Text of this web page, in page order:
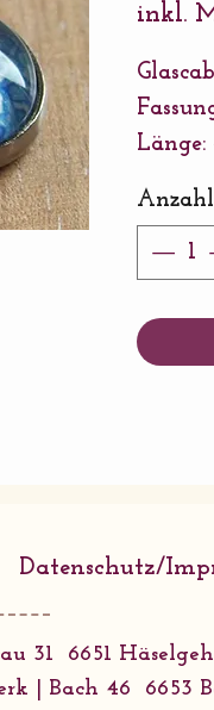
inkl.
Länge:
Anzahl
Datenschutz/
31 6651
| Bach 46 6653